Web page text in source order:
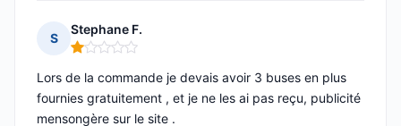
S
Stephane F.
Note : 1 sur 5
Lors de la commande je devais avoir 3 buses en plus
fournies gratuitement , et je ne les ai pas reçu, publicité
mensongère sur le site .